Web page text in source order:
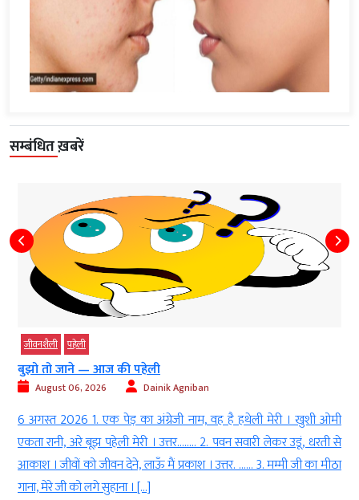
सम्बंधित ख़बरें
जीवनशैली पहेली
बुझो तो जाने — आज की पहेली
August 06, 2026 Dainik Agniban
6 अगस्त 2026 1. एक पेड़ का अंग्रेजी नाम, वह है हथेली मेरी । खुशी ओमी
एकता रानी, अरे बूझ पहेली मेरी । उत्तर…….. 2. पवन सवारी लेकर उडूं, धरती से
आकाश । जीवों को जीवन देने, लाऊँ मैं प्रकाश । उत्तर. …… 3. मम्मी जी का मीठा
गाना, मेरे जी को लगे सुहाना । […]